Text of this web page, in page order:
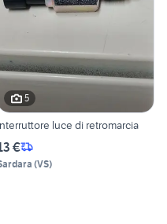
5
luce di retromarcia
€
(VS)